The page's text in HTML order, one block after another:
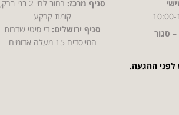
10:00-
סגור
סניף מרכז:
רחוב לחי 2 בני ברק,
קומת קרקע
סניף ירושלים: די סיטי שדרות
המייסדים 15 מעלה אדומים
לפני ההגעה.